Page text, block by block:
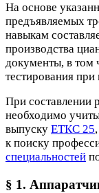
На основе
предъявляемых
навыкам
производства
документы, в том
тестирования
При составлении
необходимо
выпуску ЕТКС 25
к поиску
специальностей
§ 1.